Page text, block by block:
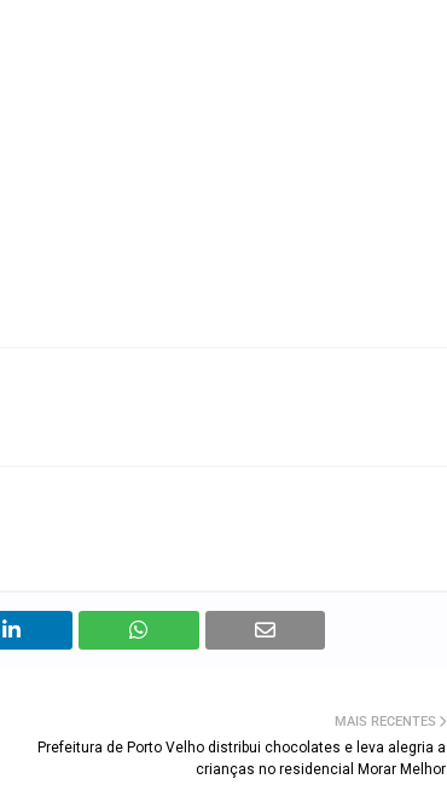
MAIS RECENTES
Prefeitura de Porto Velho distribui chocolates e leva alegria a
crianças no residencial Morar Melhor